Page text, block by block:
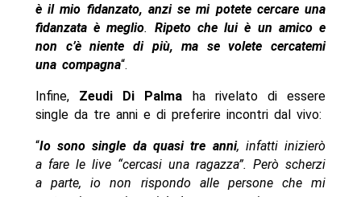
è il mio fidanzato, anzi se mi potete cercare una
fidanzata è meglio. Ripeto che lui è un amico e
non c’è niente di più, ma se volete cercatemi
una compagna“.
Infine, Zeudi Di Palma ha rivelato di essere
single da tre anni e di preferire incontri dal vivo:
“Io sono single da quasi tre anni, infatti inizierò
a fare le live “cercasi una ragazza”. Però scherzi
a parte, io non rispondo alle persone che mi